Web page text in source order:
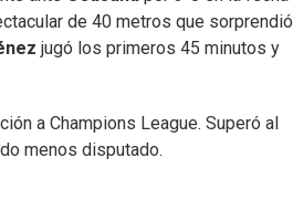
de 40 metros que sorprendió
jugó los primeros 45 minutos y
a Champions League. Superó al
menos disputado.